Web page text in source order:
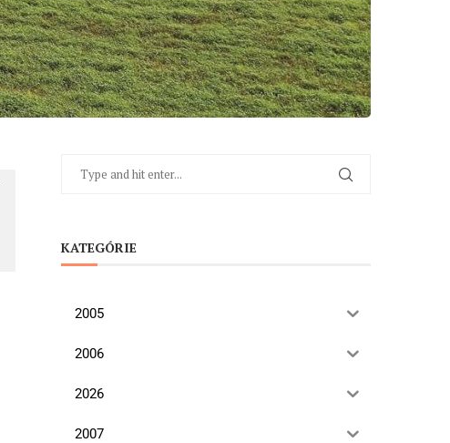
KATEGÓRIE
2005
2006
2026
2007